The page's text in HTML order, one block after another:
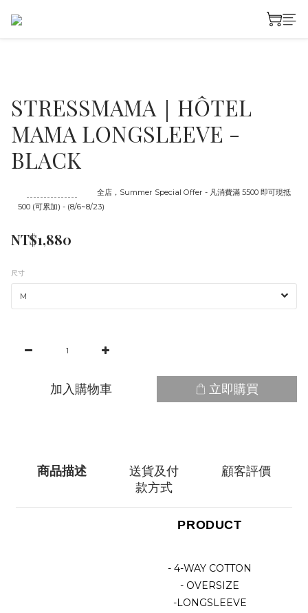
STRESSMAMA｜HÔTEL
MAMA LONGSLEEVE -
BLACK
全店，Summer Special Offer - 凡消費滿 5500 即可現抵
500 (可累加) - (8/6~8/23)
NT$1,880
尺寸
加入購物車 立即購買
商品描述
送貨及付
款方式
顧客評價
PRODUCT
- 4-WAY COTTON
- OVERSIZE
-LONGSLEEVE